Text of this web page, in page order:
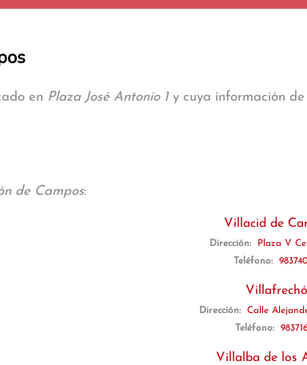
en Plaza José Antonio 1y cuya información
de Campos:
Villacid de
Dirección:
Plaza V
Teléfono:
Dirección:
Calle
Teléfono:
Villalba de los